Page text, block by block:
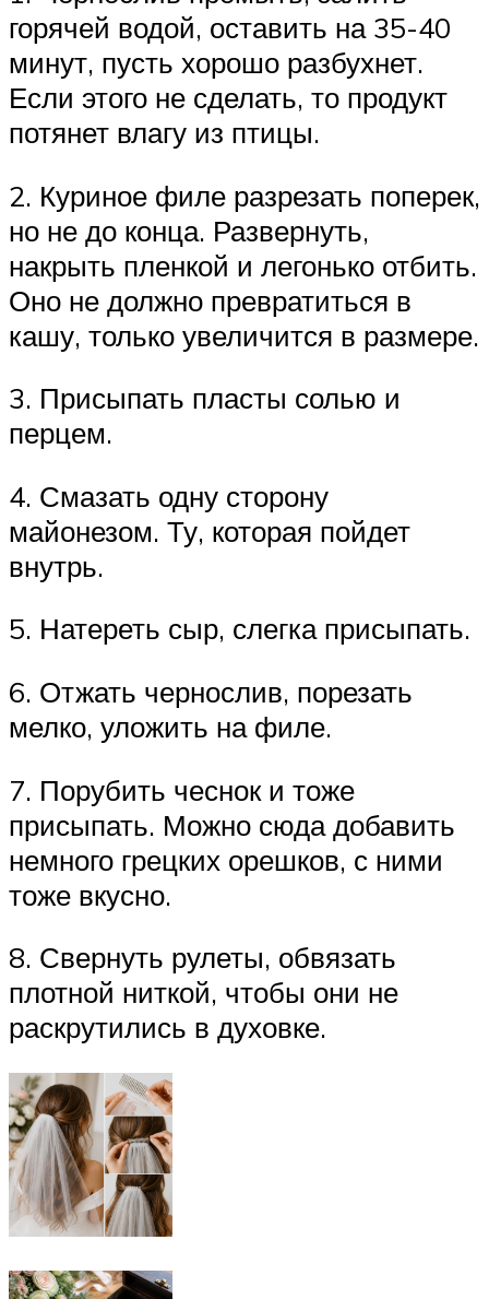
горячей водой, оставить на 35-40
минут, пусть хорошо разбухнет.
Если этого не сделать, то продукт
потянет влагу из птицы.
2. Куриное филе разрезать поперек,
но не до конца. Развернуть,
накрыть пленкой и легонько отбить.
Оно не должно превратиться в
кашу, только увеличится в размере.
3. Присыпать пласты солью и
перцем.
4. Смазать одну сторону
майонезом. Ту, которая пойдет
внутрь.
5. Натереть сыр, слегка присыпать.
6. Отжать чернослив, порезать
мелко, уложить на филе.
7. Порубить чеснок и тоже
присыпать. Можно сюда добавить
немного грецких орешков, с ними
тоже вкусно.
8. Свернуть рулеты, обвязать
плотной ниткой, чтобы они не
раскрутились в духовке.